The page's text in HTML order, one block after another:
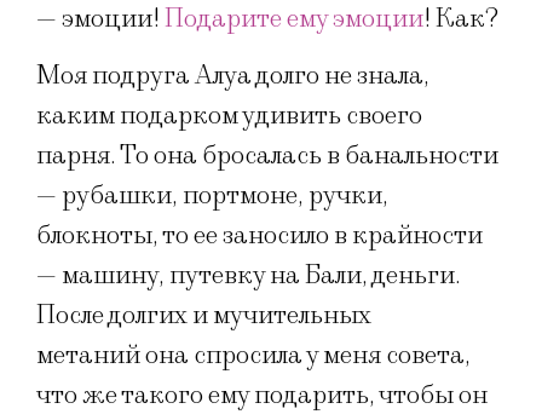
— эмоции!Подарите ему эмоции! Как?
Моя подруга Алуа долго не знала,
каким подарком удивить своего
парня. То она бросалась в банальности
— рубашки, портмоне, ручки,
блокноты, то ее заносило в крайности
— машину, путевку на Бали, деньги.
После долгих и мучительных
метаний она спросила у меня совета,
что же такого ему подарить, чтобы он